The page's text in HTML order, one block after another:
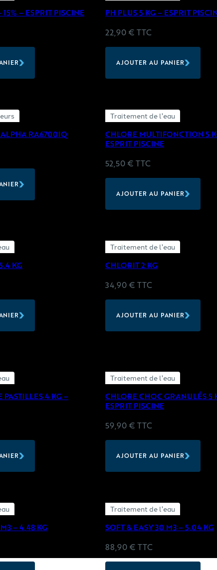
– ESPRIT PISCINE PH PLUS 5 KG – ESPRIT
22,90€ TTC
AJOUTER AU PANIER
RA6700IQ
Traitement de l'eau
CHLORE MULTIFONCTION 5
ESPRIT PISCINE
52,50€ TTC
AJOUTER AU PANIER
KG
Traitement de l'eau
CHLORIT 2 KG
34,90€ TTC
AJOUTER AU PANIER
4 KG –
Traitement de l'eau
CHLORE CHOC GRANULÉS 5
ESPRIT PISCINE
59,90€ TTC
AJOUTER AU PANIER
– 4,48 KG
Traitement de l'eau
SOFT & EASY 30 M3 – 5,04 KG
88,90€ TTC